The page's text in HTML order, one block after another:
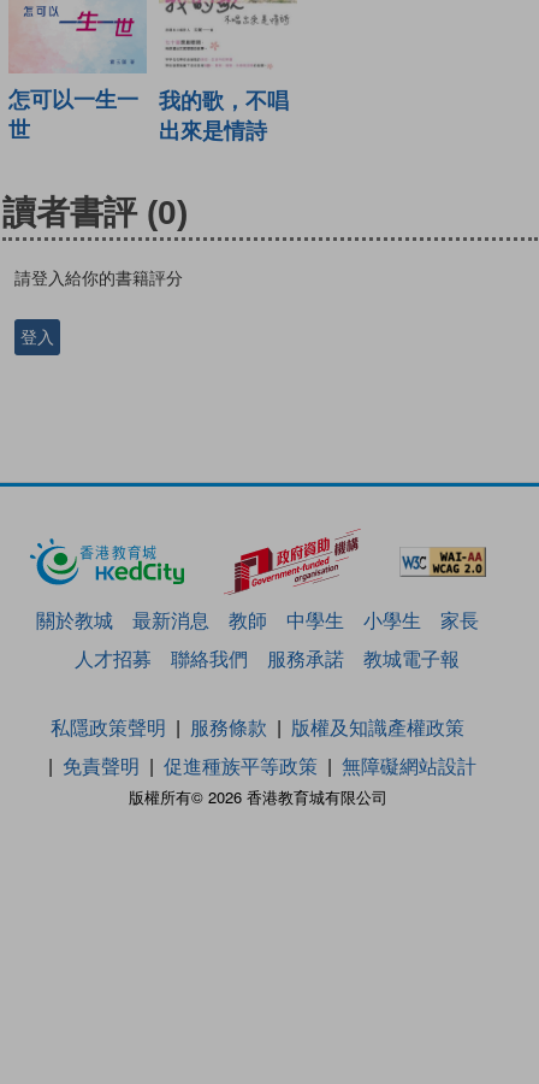
怎可以一生一
世
我的歌，不唱
出來是情詩
讀者書評 (0)
請登入給你的書籍評分
登入
關於教城 最新消息 教師 中學生 小學生
家長
人才招募
聯絡我們 服務承諾 教城電子報
版權所有© 2026 香港教育城有限公司
私隱政策聲明 服務條款
版權及知識產權政策
免責聲明
促進種族平等政策 無障礙網站設計